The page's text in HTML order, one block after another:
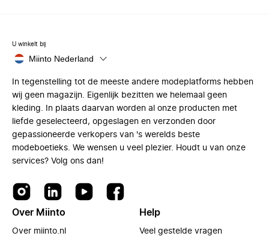
U winkelt bij
Miinto Nederland
In tegenstelling tot de meeste andere modeplatforms hebben
wij geen magazijn. Eigenlijk bezitten we helemaal geen
kleding. In plaats daarvan worden al onze producten met
liefde geselecteerd, opgeslagen en verzonden door
gepassioneerde verkopers van 's werelds beste
modeboetieks. We wensen u veel plezier. Houdt u van onze
services? Volg ons dan!
Over Miinto
Over miinto.nl
Help
Veel gestelde vragen